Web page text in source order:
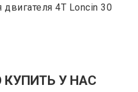
4Т Loncin 30
У НАС